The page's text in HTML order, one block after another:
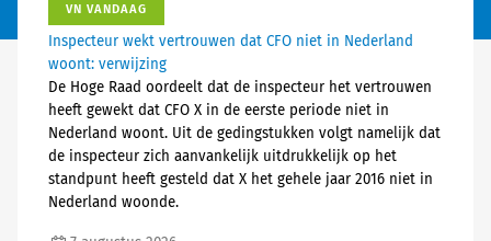
VN VANDAAG
Inspecteur wekt vertrouwen dat CFO niet in Nederland
woont: verwijzing
De Hoge Raad oordeelt dat de inspecteur het vertrouwen
heeft gewekt dat CFO X in de eerste periode niet in
Nederland woont. Uit de gedingstukken volgt namelijk dat
de inspecteur zich aanvankelijk uitdrukkelijk op het
standpunt heeft gesteld dat X het gehele jaar 2016 niet in
Nederland woonde.